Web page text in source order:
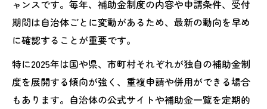
エコキュート補助金申請時のよくある疑問
解消
2025年熊本で補助金申請を成功させるコツ
エコキュート導入時の補助金申請スケジュ
ール
光熱費削減ならエコキュート補助金活用が鍵
ャンスです。毎年、補助金制度の内容や申請条件、受付
期間は自治体ごとに変動があるため、最新の動向を早め
に確認することが重要です。
特に2025年は国や県、市町村それぞれが独自の補助金制
度を展開する傾向が強く、重複申請や併用ができる場合
もあります。自治体の公式サイトや補助金一覧を定期的